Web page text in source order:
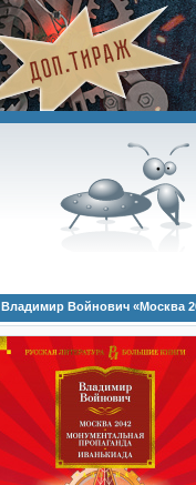
Владимир Войнович «Москва